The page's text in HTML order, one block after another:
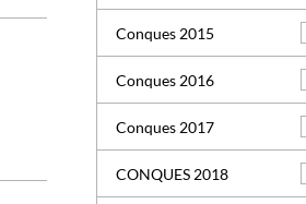
Conques 2015
Conques 2016
Conques 2017
CONQUES 2018